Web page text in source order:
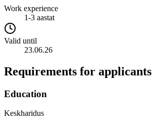
Work experience
1-3 aastat
Valid until
23.06.26
Requirements for applicants
Education
Keskharidus